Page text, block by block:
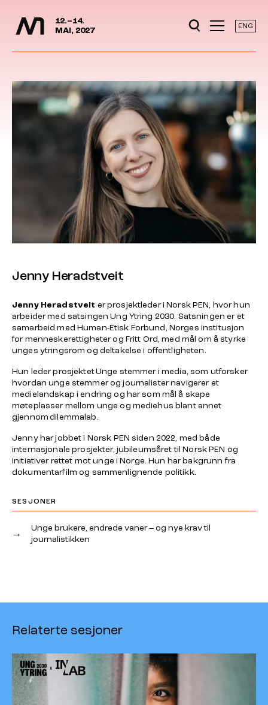
Hopp til hovedinnhold
12.–14.
MAI, 2027
ENG
Jenny Heradstveit
Jenny Heradstveit er prosjektleder i Norsk PEN, hvor hun
arbeider med satsingen Ung Ytring 2030. Satsningen er et
samarbeid med Human-Etisk Forbund, Norges institusjon
for menneskerettigheter og Fritt Ord, med mål om å styrke
unges ytringsrom og deltakelse i offentligheten.
Hun leder prosjektetUnge stemmer i media, som utforsker
hvordan unge stemmer og journalister navigerer et
medielandskap i endring og har som mål å skape
møteplasser mellom unge og mediehus blant annet
gjennomdilemmalab.
Jenny har jobbet i Norsk PEN siden 2022, med både
internasjonale prosjekter, jubileumsåret til Norsk PEN og
initiativer rettet mot unge i Norge. Hun har bakgrunn fra
dokumentarfilm og sammenlignende politikk.
SESJONER
→
Unge brukere, endrede vaner – og nye krav til
journalistikken
Relaterte sesjoner